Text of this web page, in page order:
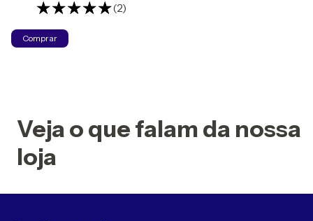
(2)
Veja o que falam da nossa
loja